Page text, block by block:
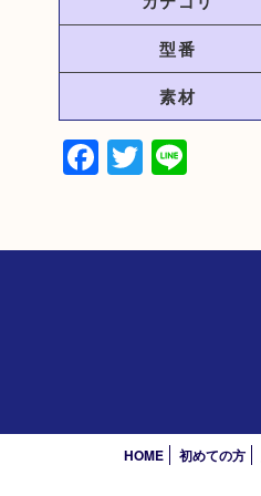
型番
素材
Facebook
Twitter
Line
HOME 初めての方